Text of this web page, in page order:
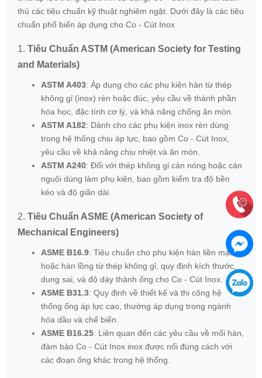
thủ các tiêu chuẩn kỹ thuật nghiêm ngặt. Dưới đây là các tiêu
chuẩn phổ biến áp dụng cho Co - Cút Inox
1. Tiêu Chuẩn ASTM (American Society for Testing
and Materials)
ASTM A403: Áp dụng cho các phụ kiện hàn từ thép
không gỉ (inox) rèn hoặc đúc, yêu cầu về thành phần
hóa học, đặc tính cơ lý, và khả năng chống ăn mòn.
ASTM A182: Dành cho các phụ kiện inox rèn dùng
trong hệ thống chịu áp lực, bao gồm Co - Cút Inox,
yêu cầu về khả năng chịu nhiệt và ăn mòn.
ASTM A240: Đối với thép không gỉ cán nóng hoặc cán
nguội dùng làm phụ kiện, bao gồm kiểm tra độ bền
kéo và độ giãn dài.
2. Tiêu Chuẩn ASME (American Society of
Mechanical Engineers)
ASME B16.9: Tiêu chuẩn cho phụ kiện hàn liền mạch
hoặc hàn lồng từ thép không gỉ, quy định kích thước,
dung sai, và độ dày thành ống cho Co - Cút Inox.
ASME B31.3: Quy định về thiết kế và thi công hệ
thống ống áp lực cao, thường áp dụng trong ngành
hóa dầu và chế biến.
ASME B16.25: Liên quan đến các yêu cầu về mối hàn,
đảm bảo Co - Cút Inox inox được nối đúng cách với
các đoạn ống khác trong hệ thống.